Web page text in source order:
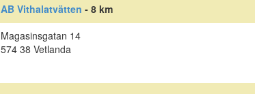
AB Vithalatvätten - 8 km
Magasinsgatan 14
574 38 Vetlanda